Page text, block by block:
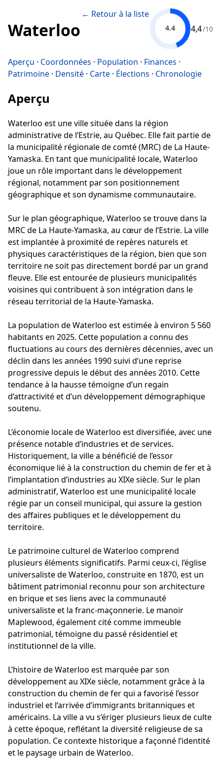
Waterloo
← Retour à la liste
4.4 4,4/10
Aperçu · Coordonnées · Population · Finances ·
Patrimoine · Densité · Carte · Élections · Chronologie
Aperçu
Waterloo est une ville située dans la région
administrative de l’Estrie, au Québec. Elle fait partie de
la municipalité régionale de comté (MRC) de La Haute-
Yamaska. En tant que municipalité locale, Waterloo
joue un rôle important dans le développement
régional, notamment par son positionnement
géographique et son dynamisme communautaire.
Sur le plan géographique, Waterloo se trouve dans la
MRC de La Haute-Yamaska, au cœur de l’Estrie. La ville
est implantée à proximité de repères naturels et
physiques caractéristiques de la région, bien que son
territoire ne soit pas directement bordé par un grand
fleuve. Elle est entourée de plusieurs municipalités
voisines qui contribuent à son intégration dans le
réseau territorial de la Haute-Yamaska.
La population de Waterloo est estimée à environ 5 560
habitants en 2025. Cette population a connu des
fluctuations au cours des dernières décennies, avec un
déclin dans les années 1990 suivi d’une reprise
progressive depuis le début des années 2010. Cette
tendance à la hausse témoigne d’un regain
d’attractivité et d’un développement démographique
soutenu.
L’économie locale de Waterloo est diversifiée, avec une
présence notable d’industries et de services.
Historiquement, la ville a bénéficié de l’essor
économique lié à la construction du chemin de fer et à
l’implantation d’industries au XIXe siècle. Sur le plan
administratif, Waterloo est une municipalité locale
régie par un conseil municipal, qui assure la gestion
des affaires publiques et le développement du
territoire.
Le patrimoine culturel de Waterloo comprend
plusieurs éléments significatifs. Parmi ceux-ci, l’église
universaliste de Waterloo, construite en 1870, est un
bâtiment patrimonial reconnu pour son architecture
en brique et ses liens avec la communauté
universaliste et la franc-maçonnerie. Le manoir
Maplewood, également cité comme immeuble
patrimonial, témoigne du passé résidentiel et
institutionnel de la ville.
L’histoire de Waterloo est marquée par son
développement au XIXe siècle, notamment grâce à la
construction du chemin de fer qui a favorisé l’essor
industriel et l’arrivée d’immigrants britanniques et
américains. La ville a vu s’ériger plusieurs lieux de culte
à cette époque, reflétant la diversité religieuse de sa
population. Ce contexte historique a façonné l’identité
et le paysage urbain de Waterloo.